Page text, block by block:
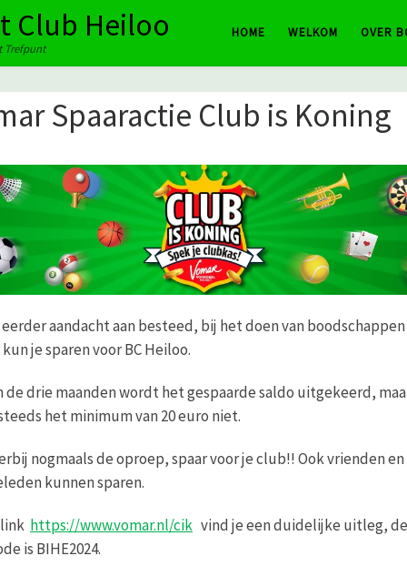
Club Heiloo
Trefpunt
HOME WELKOM OVER
Spaaractie Club is Koning
eerder aandacht aan besteed, bij het doen van
je sparen voor BC Heiloo.
de drie maanden wordt het gespaarde saldo uitgekeerd,
het minimum van 20 euro niet.
nogmaals de oproep, spaar voor je club!! Ook vrienden en
kunnen sparen.
https://www.vomar.nl/cik vind je een duidelijke uitleg, de
is BIHE2024.